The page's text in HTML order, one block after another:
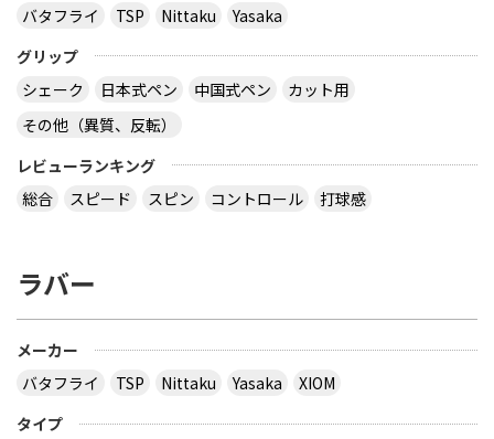
バタフライ
TSP Nittaku
Yasaka
グリップ
シェーク
日本式ペン 中国式ペン
カット用
その他（異質、反転）
レビューランキング
総合
スピード スピン コントロール 打球感
ラバー
メーカー
バタフライ
TSP Nittaku Yasaka
XIOM
タイプ